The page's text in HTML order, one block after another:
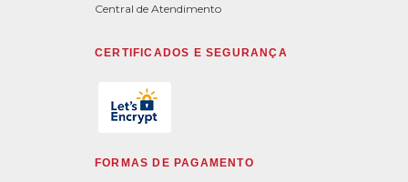
Central de Atendimento
CERTIFICADOS E SEGURANÇA
FORMAS DE PAGAMENTO